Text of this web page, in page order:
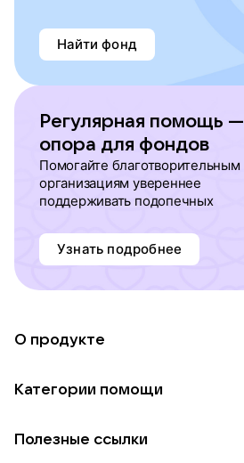
Найти фонд
Регулярная помощь —
опора для фондов
Помогайте благотворительным
организациям увереннее
поддерживать подопечных
Узнать подробнее
О продукте
Использование материалов
Категории помощи
Полезные ссылки